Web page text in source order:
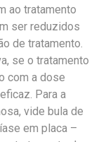
ao tratamento
ser reduzidos
de tratamento.
se o tratamento
com a dose
Para a
vide bula de
em placa –